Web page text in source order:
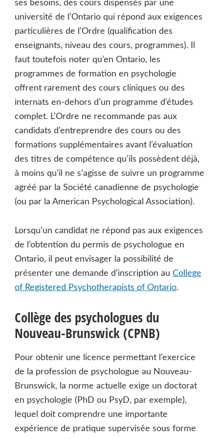
ses besoins, des cours dispensés par une
université de l’Ontario qui répond aux exigences
particulières de l’Ordre (qualification des
enseignants, niveau des cours, programmes). Il
faut toutefois noter qu’en Ontario, les
programmes de formation en psychologie
offrent rarement des cours cliniques ou des
internats en-dehors d’un programme d’études
complet. L’Ordre ne recommande pas aux
candidats d’entreprendre des cours ou des
formations supplémentaires avant l’évaluation
des titres de compétence qu’ils possèdent déjà,
à moins qu’il ne s’agisse de suivre un programme
agréé par la Société canadienne de psychologie
(ou par la American Psychological Association).
Lorsqu’un candidat ne répond pas aux exigences
de l’obtention du permis de psychologue en
Ontario, il peut envisager la possibilité de
présenter une demande d’inscription au College
of Registered Psychotherapists of Ontario.
Collège des psychologues du
Nouveau-Brunswick (CPNB)
Pour obtenir une licence permettant l’exercice
de la profession de psychologue au Nouveau-
Brunswick, la norme actuelle exige un doctorat
en psychologie (PhD ou PsyD, par exemple),
lequel doit comprendre une importante
expérience de pratique supervisée sous forme